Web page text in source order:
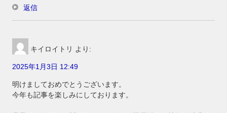
返信
キイロイトリ より:
2025年1月3日 12:49
明けましておめでとうございます。
今年も記事を楽しみにしております。